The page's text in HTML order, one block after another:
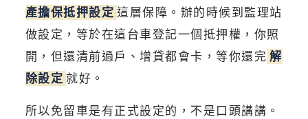
產擔保抵押設定 這層保障。辦的時候到監理站
做設定，等於在這台車登記一個抵押權，你照
開，但還清前過戶、增貸都會卡，等你還完 解
除設定 就好。
所以免留車是有正式設定的，不是口頭講講。